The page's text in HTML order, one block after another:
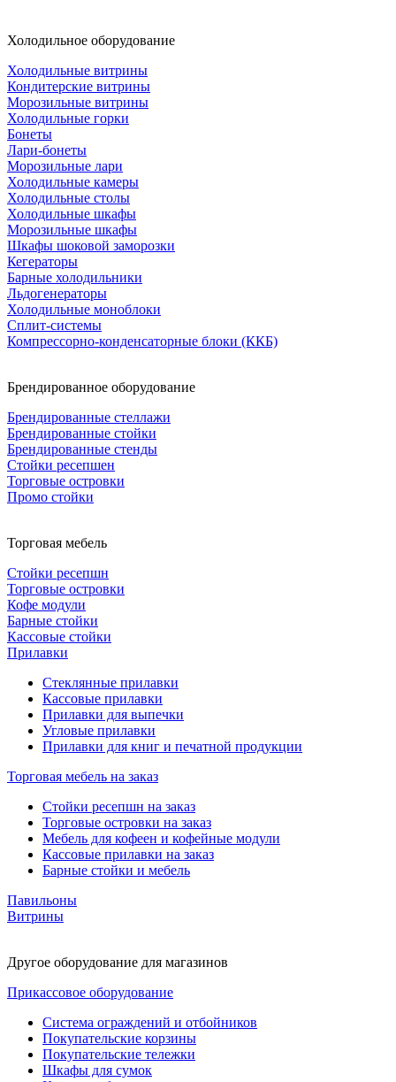
Холодильное оборудование
Холодильные витрины
Кондитерские витрины
Морозильные витрины
Холодильные горки
Бонеты
Лари-бонеты
Морозильные лари
Холодильные камеры
Холодильные столы
Холодильные шкафы
Морозильные шкафы
Шкафы шоковой заморозки
Кегераторы
Барные холодильники
Льдогенераторы
Холодильные моноблоки
Сплит-системы
Компрессорно-конденсаторные блоки (ККБ)
Брендированное оборудование
Брендированные стеллажи
Брендированные стойки
Брендированные стенды
Стойки ресепшен
Торговые островки
Промо стойки
Торговая мебель
Стойки ресепшн
Торговые островки
Кофе модули
Барные стойки
Кассовые стойки
Прилавки
Стеклянные прилавки
Кассовые прилавки
Прилавки для выпечки
Угловые прилавки
Прилавки для книг и печатной продукции
Торговая мебель на заказ
Стойки ресепшн на заказ
Торговые островки на заказ
Мебель для кофеен и кофейные модули
Кассовые прилавки на заказ
Барные стойки и мебель
Павильоны
Витрины
Другое оборудование для магазинов
Прикассовое оборудование
Система ограждений и отбойников
Покупательские корзины
Покупательские тележки
Шкафы для сумок